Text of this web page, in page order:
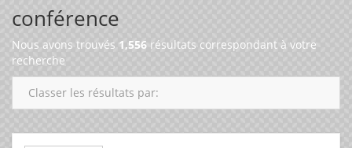
conférence
Nous avons trouvés 1,556 résultats correspondant à votre
recherche
Classer les résultats par: